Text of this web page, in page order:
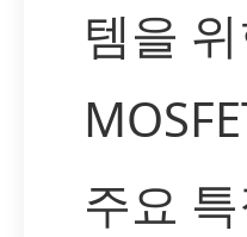
템을
주요